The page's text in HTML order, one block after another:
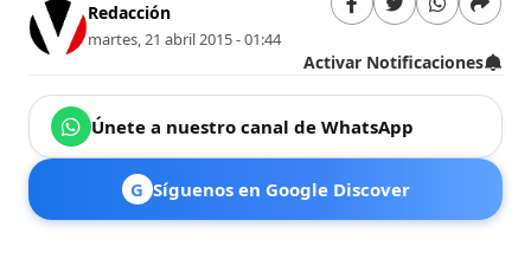
Redacción
martes, 21 abril 2015 - 01:44
Activar Notificaciones
Únete a nuestro canal de WhatsApp
G Síguenos en Google Discover